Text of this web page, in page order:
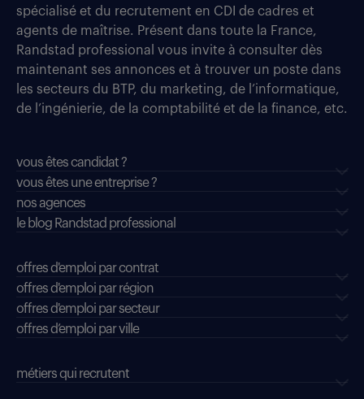
spécialisé et du recrutement en CDI de cadres et
agents de maîtrise. Présent dans toute la France,
Randstad professional vous invite à consulter dès
maintenant ses annonces et à trouver un poste dans
les secteurs du BTP, du marketing, de l’informatique,
de l’ingénierie, de la comptabilité et de la finance, etc.
vous êtes candidat ?
vous êtes une entreprise ?
nos agences
le blog Randstad professional
offres d'emploi par contrat
offres d'emploi par région
offres d'emploi par secteur
offres d’emploi par ville
métiers qui recrutent